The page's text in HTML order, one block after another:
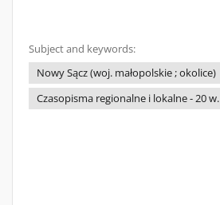
Subject and keywords:
Nowy Sącz (woj. małopolskie ; okolice)
Czasopisma regionalne i lokalne - 20 w.